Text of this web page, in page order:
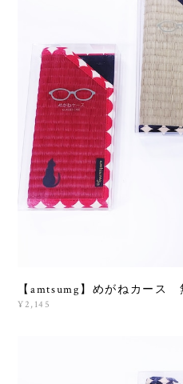
【amtsumg】めがねカース
¥2,145